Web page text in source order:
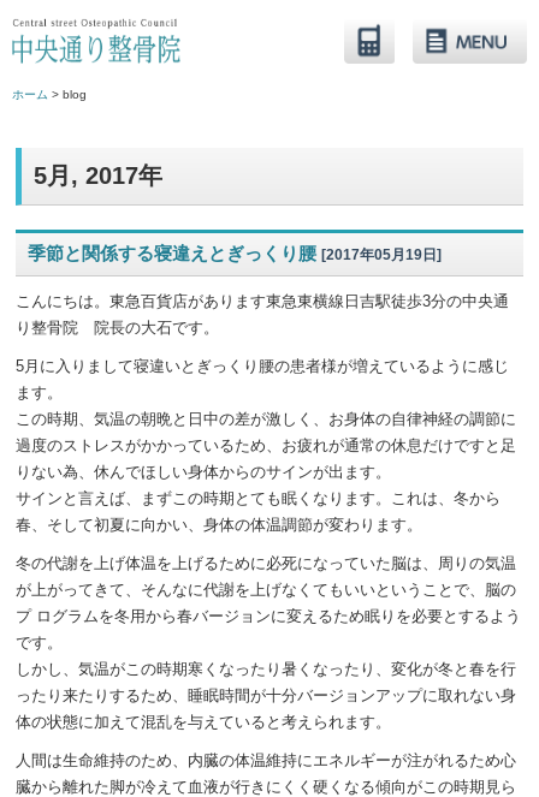
ホーム > blog
5月, 2017年
季節と関係する寝違えとぎっくり腰 [2017年05月19日]
こんにちは。東急百貨店があります東急東横線日吉駅徒歩3分の中央通
り整骨院 院長の大石です。
5月に入りまして寝違いとぎっくり腰の患者様が増えているように感じ
ます。
この時期、気温の朝晩と日中の差が激しく、お身体の自律神経の調節に
過度のストレスがかかっているため、お疲れが通常の休息だけですと足
りない為、休んでほしい身体からのサインが出ます。
サインと言えば、まずこの時期とても眠くなります。これは、冬から
春、そして初夏に向かい、身体の体温調節が変わります。
冬の代謝を上げ体温を上げるために必死になっていた脳は、周りの気温
が上がってきて、そんなに代謝を上げなくてもいいということで、脳の
プ ログラムを冬用から春バージョンに変えるため眠りを必要とするよう
です。
しかし、気温がこの時期寒くなったり暑くなったり、変化が冬と春を行
ったり来たりするため、睡眠時間が十分バージョンアップに取れない身
体の状態に加えて混乱を与えていると考えられます。
人間は生命維持のため、内臓の体温維持にエネルギーが注がれるため心
臓から離れた脚が冷えて血液が行きにくく硬くなる傾向がこの時期見ら